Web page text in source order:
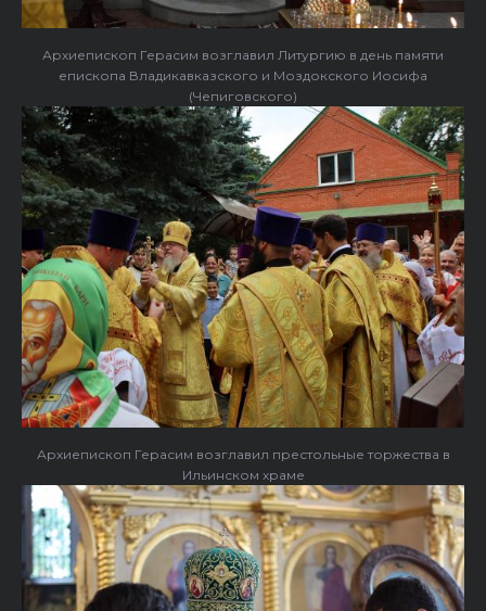
Архиепископ Герасим возглавил Литургию в день памяти
епископа Владикавказского и Моздокского Иосифа
(Чепиговского)
Архиепископ Герасим возглавил престольные торжества в
Ильинском храме